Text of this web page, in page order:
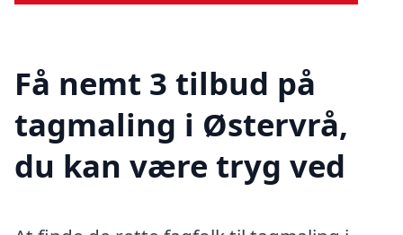
Få nemt 3 tilbud på
tagmaling i Østervrå,
du kan være tryg ved